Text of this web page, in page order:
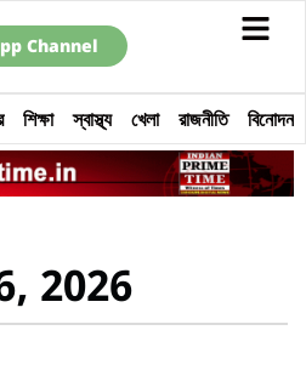
Channel
শিক্ষা স্বাস্থ্য খেলা রাজনীতি বিনোদন
2026